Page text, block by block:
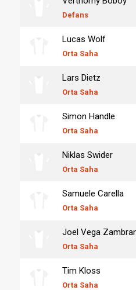
Defans
Lucas Wolf
Orta Saha
Lars Dietz
Orta Saha
Simon Handle
Orta Saha
Niklas Swider
Orta Saha
Samuele Carella
Orta Saha
Joel Vega
Orta Saha
Tim Kloss
Orta Saha